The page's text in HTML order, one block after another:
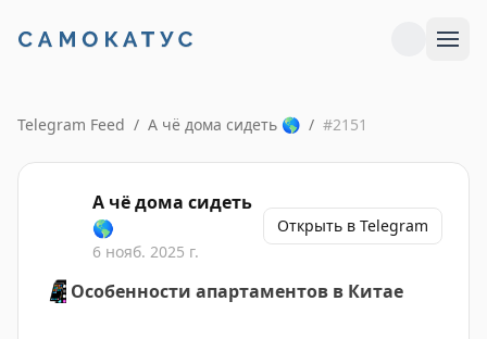
Telegram Feed / А чё дома сидеть 🌎 / #2151
А чё дома сидеть
🌎
6 нояб. 2025 г.
Открыть в Telegram
📱 Особенности апартаментов в Китае